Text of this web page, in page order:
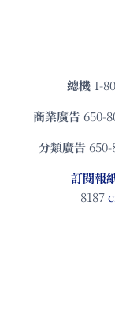
總機 1-
商業廣告 650-
分類廣告
訂閱報
8187